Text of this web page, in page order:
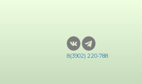
8(3902) 220-788